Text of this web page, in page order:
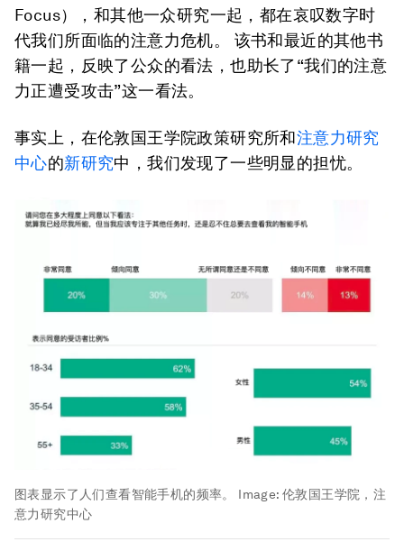
Focus），和其他一众研究一起，都在哀叹数字时
代我们所面临的注意力危机。 该书和最近的其他书
籍一起，反映了公众的看法，也助长了“我们的注意
力正遭受攻击”这一看法。
事实上，在伦敦国王学院政策研究所和注意力研究
中心的新研究中，我们发现了一些明显的担忧。
图表显示了人们查看智能手机的频率。 Image:伦敦国王学院，注
意力研究中心